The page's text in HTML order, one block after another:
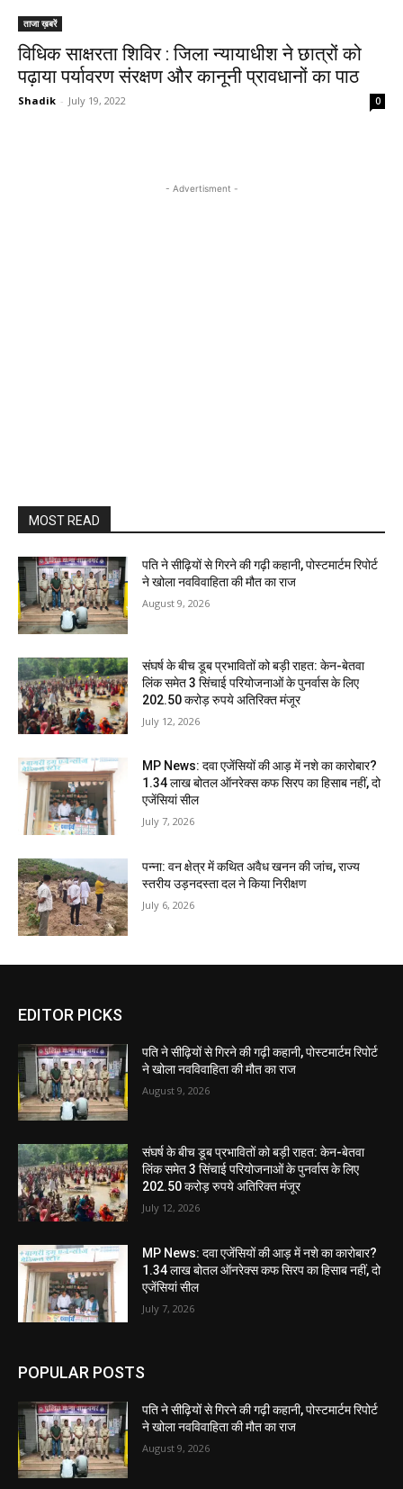
ताजा ख़बरें
विधिक साक्षरता शिविर : जिला न्यायाधीश ने छात्रों को
पढ़ाया पर्यावरण संरक्षण और कानूनी प्रावधानों का पाठ
Shadik - July 19, 2022 0
- Advertisment -
MOST READ
पति ने सीढ़ियों से गिरने की गढ़ी कहानी, पोस्टमार्टम रिपोर्ट
ने खोला नवविवाहिता की मौत का राज
August 9, 2026
संघर्ष के बीच डूब प्रभावितों को बड़ी राहत: केन-बेतवा
लिंक समेत 3 सिंचाई परियोजनाओं के पुनर्वास के लिए
202.50 करोड़ रुपये अतिरिक्त मंजूर
July 12, 2026
MP News: दवा एजेंसियों की आड़ में नशे का कारोबार?
1.34 लाख बोतल ऑनरेक्स कफ सिरप का हिसाब नहीं, दो
एजेंसियां सील
July 7, 2026
पन्ना: वन क्षेत्र में कथित अवैध खनन की जांच, राज्य
स्तरीय उड़नदस्ता दल ने किया निरीक्षण
July 6, 2026
EDITOR PICKS
पति ने सीढ़ियों से गिरने की गढ़ी कहानी, पोस्टमार्टम रिपोर्ट
ने खोला नवविवाहिता की मौत का राज
August 9, 2026
संघर्ष के बीच डूब प्रभावितों को बड़ी राहत: केन-बेतवा
लिंक समेत 3 सिंचाई परियोजनाओं के पुनर्वास के लिए
202.50 करोड़ रुपये अतिरिक्त मंजूर
July 12, 2026
MP News: दवा एजेंसियों की आड़ में नशे का कारोबार?
1.34 लाख बोतल ऑनरेक्स कफ सिरप का हिसाब नहीं, दो
एजेंसियां सील
July 7, 2026
POPULAR POSTS
पति ने सीढ़ियों से गिरने की गढ़ी कहानी, पोस्टमार्टम रिपोर्ट
ने खोला नवविवाहिता की मौत का राज
August 9, 2026